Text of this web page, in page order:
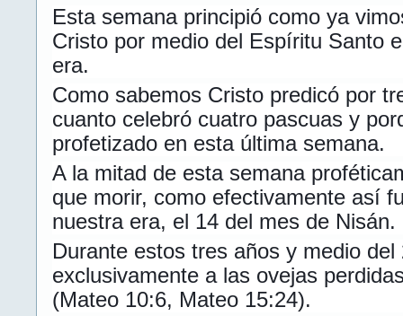
Esta semana principió como ya
Cristo por medio del Espíritu Santo
era.
Como sabemos Cristo predicó por
cuanto celebró cuatro pascuas y
profetizado en esta última semana.
A la mitad de esta semana
que morir, como efectivamente así
nuestra era, el 14 del mes de Nisán.
Durante estos tres años y medio
exclusivamente a las ovejas
(Mateo 10:6, Mateo 15:24).